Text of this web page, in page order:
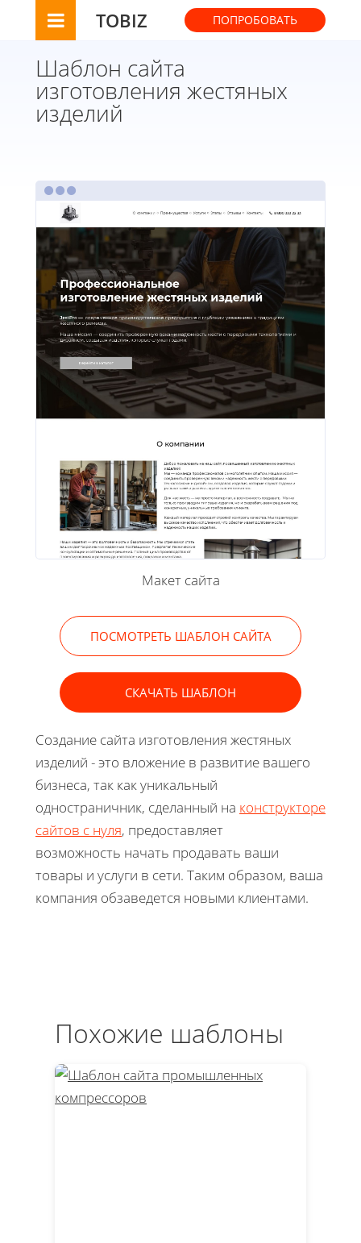
TOBIZ ПОПРОБОВАТЬ
Шаблон сайта
изготовления жестяных
изделий
Макет сайта
ПОСМОТРЕТЬ ШАБЛОН САЙТА
СКАЧАТЬ ШАБЛОН
Создание сайта изготовления жестяных
изделий - это вложение в развитие вашего
бизнеса, так как уникальный
одностраничник, сделанный на конструкторе
сайтов с нуля, предоставляет
возможность начать продавать ваши
товары и услуги в сети. Таким образом, ваша
компания обзаведется новыми клиентами.
Похожие шаблоны